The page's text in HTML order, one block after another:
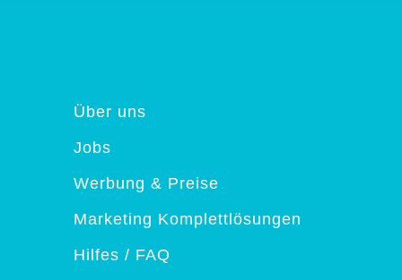
Über uns
Jobs
Werbung & Preise
Marketing Komplettlösungen
Hilfes / FAQ